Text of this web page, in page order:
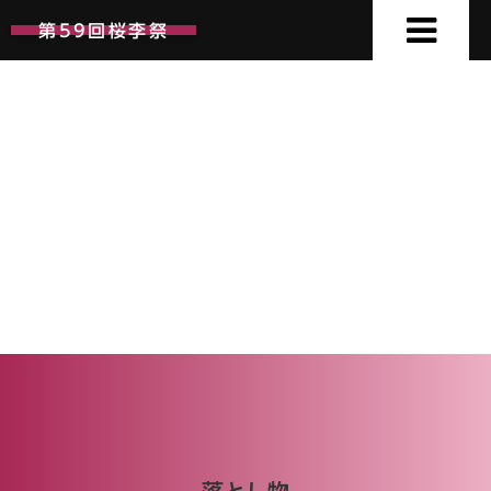
第59回桜李祭